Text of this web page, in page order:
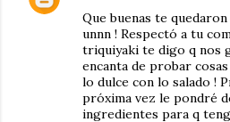
Que buenas te
unnn ! Respectó a tu
triquiyaki te digo q nos
encanta de probar
lo dulce con lo salado !
próxima vez le pondré
ingredientes para q